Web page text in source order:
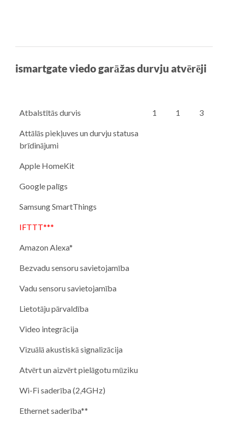
ismartgate viedo garāžas durvju atvērēji
Atbalstītās durvis 1 1 3
Attālās piekļuves un durvju statusa
brīdinājumi
Apple HomeKit
Google palīgs
Samsung SmartThings
IFTTT***
Amazon Alexa*
Bezvadu sensoru savietojamība
Vadu sensoru savietojamība
Lietotāju pārvaldība
Video integrācija
Vizuālā akustiskā signalizācija
Atvērt un aizvērt pielāgotu mūziku
Wi-Fi saderība (2,4GHz)
Ethernet saderība**